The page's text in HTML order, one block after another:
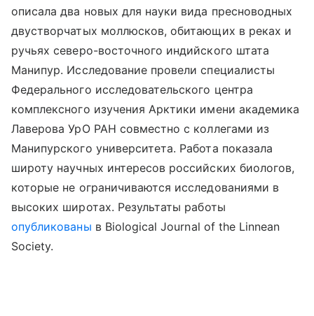
описала два новых для науки вида пресноводных
двустворчатых моллюсков, обитающих в реках и
ручьях северо-восточного индийского штата
Манипур. Исследование провели специалисты
Федерального исследовательского центра
комплексного изучения Арктики имени академика
Лаверова УрО РАН совместно с коллегами из
Манипурского университета. Работа показала
широту научных интересов российских биологов,
которые не ограничиваются исследованиями в
высоких широтах. Результаты работы
опубликованы вBiological Journal of the Linnean
Society.